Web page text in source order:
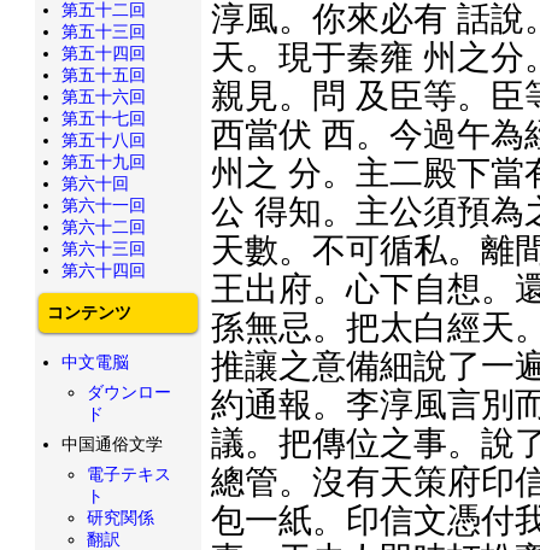
淳風。你來必有 話說
天。現于秦雍 州之分
親見。問 及臣等。臣
西當伏 西。今過午為
州之 分。主二殿下當
公 得知。主公須預為
天數。不可循私。離
王出府。心下自想。
孫無忌。把太白經天
推讓之意備細說了一
約通報。李淳風言別
議。把傳位之事。說
總管。沒有天策府印
包一紙。印信文憑付
第五十二回
第五十三回
第五十四回
第五十五回
第五十六回
第五十七回
第五十八回
第五十九回
第六十回
第六十一回
第六十二回
第六十三回
第六十四回
コンテンツ
中文電脳
ダウンロー
ド
中国通俗文学
電子テキス
ト
研究関係
翻訳